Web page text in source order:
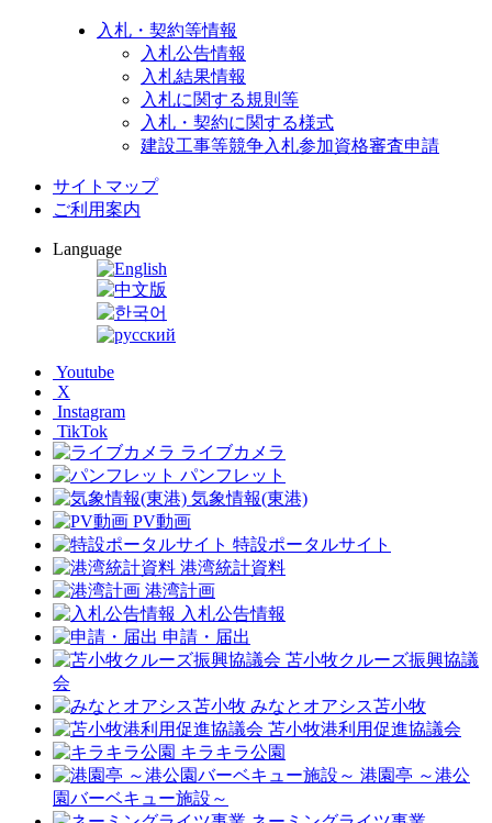
入札・契約等情報
入札公告情報
入札結果情報
入札に関する規則等
入札・契約に関する様式
建設工事等競争入札参加資格審査申請
サイトマップ
ご利用案内
Language
Youtube
X
Instagram
TikTok
ライブカメラ
パンフレット
気象情報(東港)
PV動画
特設ポータルサイト
港湾統計資料
港湾計画
入札公告情報
申請・届出
苫小牧クルーズ振興協議
会
みなとオアシス苫小牧
苫小牧港利用促進協議会
キラキラ公園
港園亭 ～港公
園バーベキュー施設～